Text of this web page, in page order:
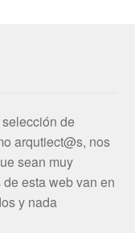
de
arqutiect@s, nos
sean muy
de esta web van en
y nada